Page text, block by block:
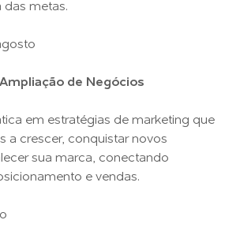
das metas.
de Negócios
em estratégias de marketing que
a crescer, conquistar novos
sua marca, conectando
e vendas.